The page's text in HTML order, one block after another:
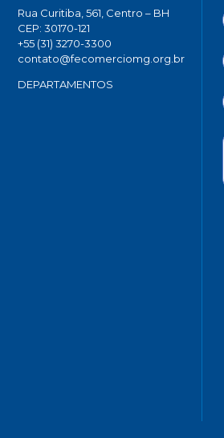
Rua Curitiba, 561, Centro – BH
CEP: 30170-121
+55 (31) 3270-3300
contato@fecomerciomg.org.br
DEPARTAMENTOS